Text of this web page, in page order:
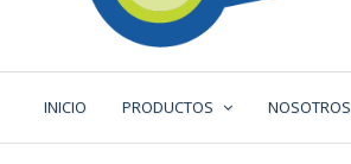
INICIO PRODUCTOS NOSOTROS